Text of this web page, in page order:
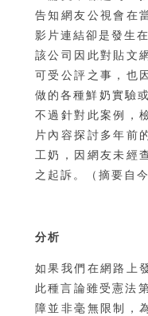
告知網友公視會在
影片連結卻是發生
該公司因此對貼文
可受公評之事，也
做的各種鮮奶實驗
不過針對此案例，
片內容探討多年前
工奶，因網友未經
之起訴。（摘要自
分析
如果我們在網路上
此種言論雖受憲法
障並非毫無限制，